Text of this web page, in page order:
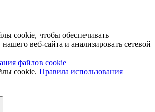
cookie, чтобы обеспечивать
веб-сайта и анализировать сетевой
файлов cookie
cookie. Правила использования